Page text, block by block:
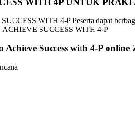
WITH 4P UNTUK
WITH 4-P Peserta dapat
ACHIEVE SUCCESS WITH 4-P
Success with 4-P online